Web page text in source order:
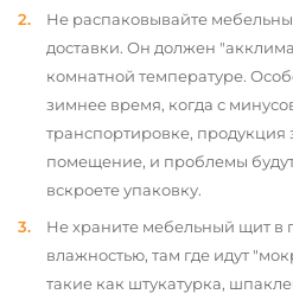
Не распаковывайте
доставки. Он должен
комнатной температуре.
зимнее время, когда с
транспортировке, продукция
помещение, и проблемы
вскроете упаковку.
Не храните мебельный щит
влажностью, там где идут
такие как штукатурка,